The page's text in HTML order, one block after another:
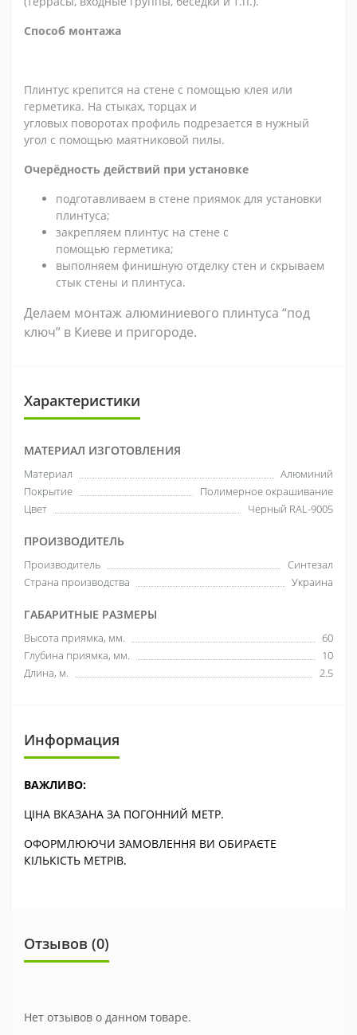
Способ монтажа
Плинтус крепится на стене с помощью клея или
герметика. На стыках, торцах и
угловых поворотах профиль подрезается в нужный
угол с помощью маятниковой пилы.
Очерёдность действий при установке
подготавливаем в стене приямок для установки
плинтуса;
закрепляем плинтус на стене с
помощью герметика;
выполняем финишную отделку стен и скрываем
стык стены и плинтуса.
Делаем монтаж алюминиевого плинтуса “под
ключ” в Киеве и пригороде.
Характеристики
МАТЕРИАЛ ИЗГОТОВЛЕНИЯ
Материал
Алюминий
Покрытие
Полимерное окрашивание
Цвет
Черный RAL-9005
ПРОИЗВОДИТЕЛЬ
Производитель
Синтезал
Страна производства
Украина
ГАБАРИТНЫЕ РАЗМЕРЫ
Высота приямка, мм.
60
Глубина приямка, мм.
10
Длина, м.
2.5
Информация
ВАЖЛИВО:
ЦІНА ВКАЗАНА ЗА ПОГОННИЙ МЕТР.
ОФОРМЛЮЮЧИ ЗАМОВЛЕННЯ ВИ ОБИРАЄТЕ
КІЛЬКІСТЬ МЕТРІВ.
Отзывов (0)
Нет отзывов о данном товаре.